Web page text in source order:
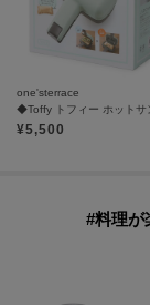
one'sterrace
¥5,500
#料理が